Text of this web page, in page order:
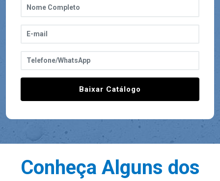
Baixar Catálogo
Conheça Alguns dos